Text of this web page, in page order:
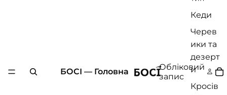
Кеди
Черев
ики та
дезерт
и
Кросів
БОСІ — Головна
Обліковий
запис